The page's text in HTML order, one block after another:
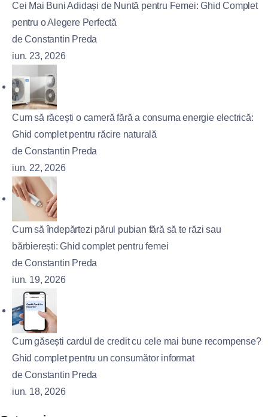
Cei Mai Buni Adidași de Nuntă pentru Femei: Ghid Complet
pentru o Alegere Perfectă
de Constantin Preda
iun. 23, 2026
Cum să răcești o cameră fără a consuma energie electrică:
Ghid complet pentru răcire naturală
de Constantin Preda
iun. 22, 2026
Cum să îndepărtezi părul pubian fără să te răzi sau
bărbierești: Ghid complet pentru femei
de Constantin Preda
iun. 19, 2026
Cum găsești cardul de credit cu cele mai bune recompense?
Ghid complet pentru un consumător informat
de Constantin Preda
iun. 18, 2026